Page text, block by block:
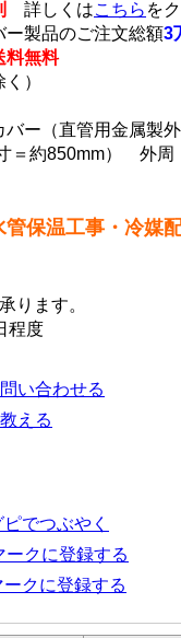
詳しくはこちら を
製品のご注文総額3
料無料
）
ー（直管用金属製外
＝約850mm） 外
保温工事・冷媒
ります。
程度
い合わせる
える
でつぶやく
ークに登録する
クに登録する